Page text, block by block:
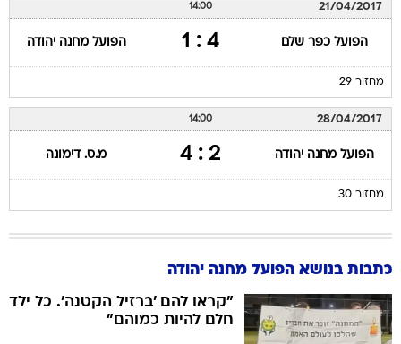
21/04/2017
14:00
הפועל כפר שלם 4 : 1 הפועל מחנה יהודה
מחזור 29
28/04/2017
14:00
הפועל מחנה יהודה 2 : 4 מ.ס. דימונה
מחזור 30
כתבות בנושא הפועל מחנה יהודה
"קראו להם 'ברזיל הקטנה'. כל ילד
חלם להיות כמוהם"